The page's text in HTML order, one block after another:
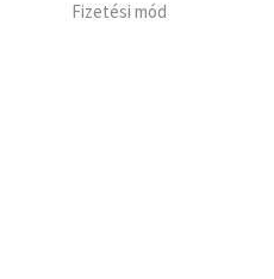
Fizetési mód